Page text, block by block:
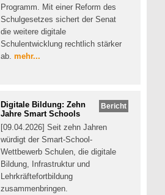
Programm. Mit einer Reform des
Schulgesetzes sichert der Senat
die weitere digitale
Schulentwicklung rechtlich stärker
ab. mehr...
Bericht
Digitale Bildung: Zehn
Jahre Smart Schools
[09.04.2026] Seit zehn Jahren
würdigt der Smart-School-
Wettbewerb Schulen, die digitale
Bildung, Infrastruktur und
Lehrkräftefortbildung
zusammenbringen.